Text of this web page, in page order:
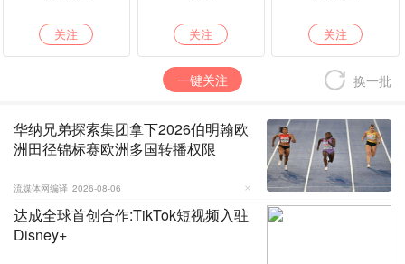
关注 关注 关注
一键关注 换一批
华纳兄弟探索集团拿下2026伯明翰欧
洲田径锦标赛欧洲多国转播权限
流媒体网编译 2026-08-06
达成全球首创合作:TikTok短视频入驻
Disney+